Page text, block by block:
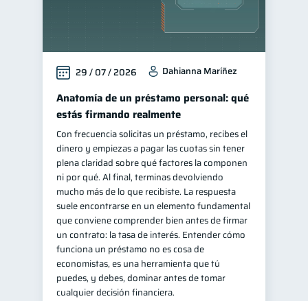
Finanzas para jóvenes 30
25
Inclusión financiera 22
Bienestar financiero 22
Finanzas para mujeres 20
Salud financiera 12
Organización Financiera 10
Entidad financiera 8
Préstamos Ahorro 8
Consejos 6
Tarjeta de crédito
Historial crediticio 6
Ciberseguridad
Servicios 4
29 / 07 / 2026 Dahianna Maríñez
Anatomía de un préstamo personal: qué
estás firmando realmente
Con frecuencia solicitas un préstamo, recibes el
dinero y empiezas a pagar las cuotas sin tener
plena claridad sobre qué factores la componen
ni por qué. Al final, terminas devolviendo
mucho más de lo que recibiste. La respuesta
suele encontrarse en un elemento fundamental
que conviene comprender bien antes de firmar
un contrato: la tasa de interés. Entender cómo
funciona un préstamo no es cosa de
economistas, es una herramienta que tú
puedes, y debes, dominar antes de tomar
cualquier decisión financiera.